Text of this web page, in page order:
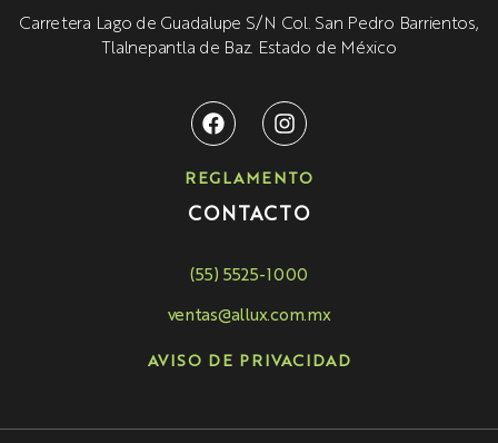
Carretera Lago de Guadalupe S/N Col. San Pedro Barrientos,
Tlalnepantla de Baz. Estado de México
REGLAMENTO
CONTACTO
(55) 5525-1000
ventas@allux.com.mx
AVISO DE PRIVACIDAD